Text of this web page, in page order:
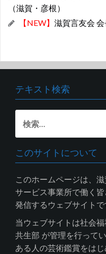
（滋賀・彦根）
【NEW】 滋賀言友会
テキスト検索
索:
このサイトについて
このホームページは、
サービス事業所で働く
発信するウェブサイトで
当ウェブサイトは社会
共生部 が管理を行って
ある人の芸術鑑賞をは